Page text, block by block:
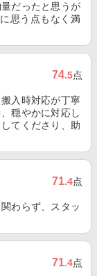
だったと思うが
思う点もなく満
74.5点
入時対応が丁寧
穏やかに対応し
てくださり、助
71.4点
わらず、スタッ
71.4点